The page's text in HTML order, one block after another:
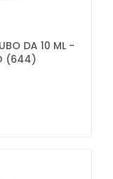
DA 10 ML -
(644)